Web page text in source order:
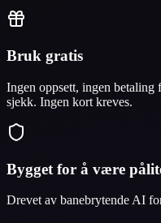
Bruk gratis
Ingen oppsett, ingen betaling
sjekk. Ingen kort kreves.
Bygget for å være
Drevet av banebrytende AI